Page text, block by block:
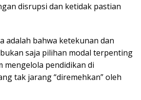
disrupsi dan ketidak pastian
adalah bahwa ketekunan dan
saja pilihan modal terpenting
mengelola pendidikan di
tak jarang “diremehkan” oleh